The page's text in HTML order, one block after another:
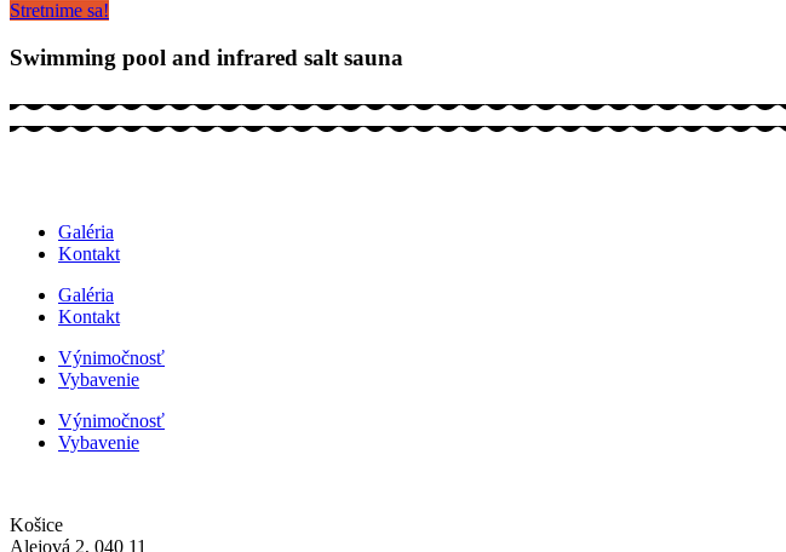
Stretnime sa!
Swimming pool and infrared salt sauna
Galéria
Kontakt
Galéria
Kontakt
Výnimočnosť
Vybavenie
Výnimočnosť
Vybavenie
Košice
Alejová 2, 040 11